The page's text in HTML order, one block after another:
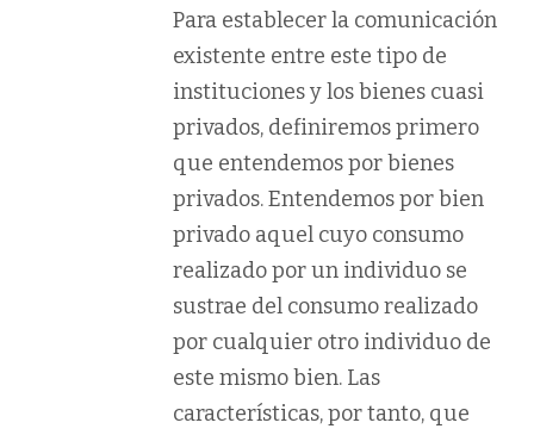
Para establecer la comunicación
existente entre este tipo de
instituciones y los bienes cuasi
privados, definiremos primero
que entendemos por bienes
privados. Entendemos por bien
privado aquel cuyo consumo
realizado por un individuo se
sustrae del consumo realizado
por cualquier otro individuo de
este mismo bien. Las
características, por tanto, que